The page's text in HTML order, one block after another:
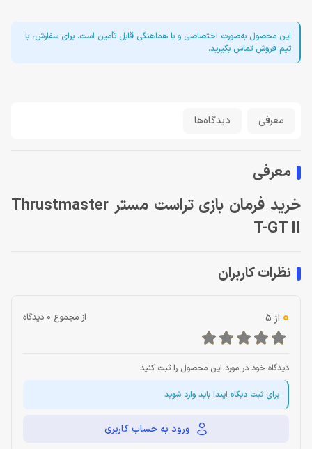
این محصول به‌صورت اختصاصی و با هماهنگی قابل تأمین است. برای سفارش، با
تیم فروش تماس بگیرید.
معرفی دیدگاه‌ها
معرفی
خرید فرمان بازی تراست مستر Thrustmaster
T-GT II
نظرات کاربران
0 از 5 از مجموع 0 دیدگاه
دیدگاه خود در مورد این محصول را ثبت کنید
برای ثبت دیگاه ایندا باید وارد شوید
ورود به حساب کاربری